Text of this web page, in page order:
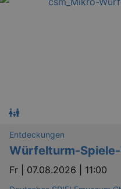
Entdeckungen
Würfelturm-
Fr | 07.08.2026 | 11:00